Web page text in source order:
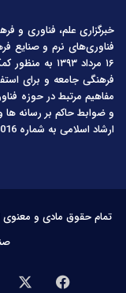
خبرگزاری علم، فناوری و
فناوری‌های نرم و صنایع
۱۶ مرداد
فرهنگی جامعه و برای
مفاهیم مرتبط در حوزه
و ضوابط حاکم بر رسانه
ارشاد اسلامی به شماره 70016 فعالیت خود را آغاز کرده است.
تمام حقوق مادی و معنوی
فیس